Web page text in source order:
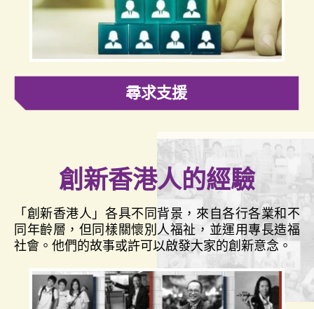
尋求支援
創新香港人的經驗
「創新香港人」各具不同背景，來自各行各業和不
同年齡層，但同樣關懷別人福祉，並運用專長造福
社會。他們的故事或許可以啟發大家的創新意念。